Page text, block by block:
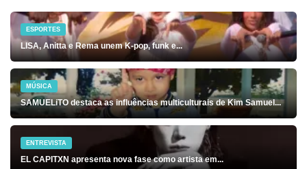
ESPORTES
LISA, Anitta e Rema unem K-pop, funk e...
MÚSICA
SAMUELiTO destaca as influências multiculturais de Kim Samuel...
ENTREVISTA
EL CAPITXN apresenta nova fase como artista em...